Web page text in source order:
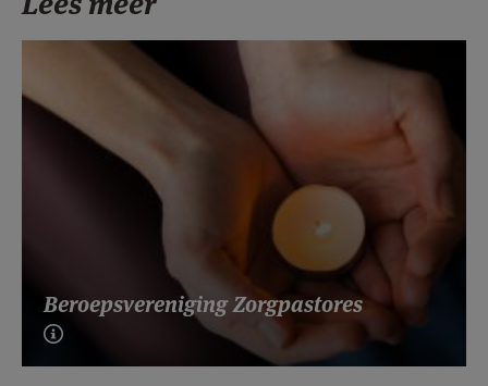
Beroepsvereniging Zorgpastores